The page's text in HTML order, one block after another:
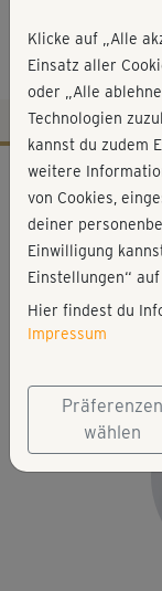
Workout-Facts
mittelschwer
7 Min
21 kcal
Stefanie Rohr
Matte
Klicke auf „Alle
Einsatz aller
oder „Alle
Technologien
kannst du zudem
weitere
von Cookies,
deiner
Einwilligung
Einstellungen“
Hier findest du
Impressum
Präferenzen
wählen